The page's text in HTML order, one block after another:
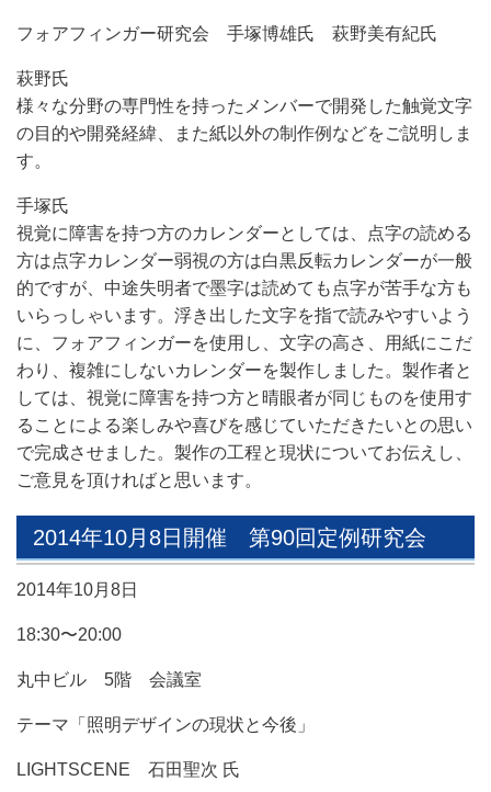
フォアフィンガー研究会 手塚博雄氏 萩野美有紀氏
萩野氏
様々な分野の専門性を持ったメンバーで開発した触覚文字
の目的や開発経緯、また紙以外の制作例などをご説明しま
す。
手塚氏
視覚に障害を持つ方のカレンダーとしては、点字の読める
方は点字カレンダー弱視の方は白黒反転カレンダーが一般
的ですが、中途失明者で墨字は読めても点字が苦手な方も
いらっしゃいます。浮き出した文字を指で読みやすいよう
に、フォアフィンガーを使用し、文字の高さ、用紙にこだ
わり、複雑にしないカレンダーを製作しました。製作者と
しては、視覚に障害を持つ方と晴眼者が同じものを使用す
ることによる楽しみや喜びを感じていただきたいとの思い
で完成させました。製作の工程と現状についてお伝えし、
ご意見を頂ければと思います。
2014年10月8日開催 第90回定例研究会
2014年10月8日
18:30〜20:00
丸中ビル 5階 会議室
テーマ「照明デザインの現状と今後」
LIGHTSCENE 石田聖次 氏